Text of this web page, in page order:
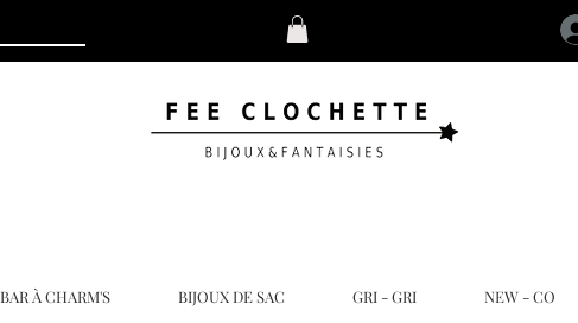
BAR À CHARM'S BIJOUX DE SAC GRI - GRI NEW - CO